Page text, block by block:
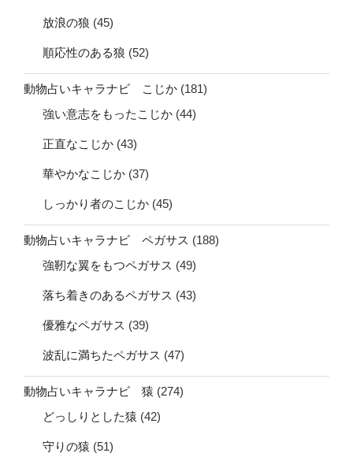
放浪の狼 (45)
順応性のある狼 (52)
動物占いキャラナビ こじか (181)
強い意志をもったこじか (44)
正直なこじか (43)
華やかなこじか (37)
しっかり者のこじか (45)
動物占いキャラナビ ペガサス (188)
強靭な翼をもつペガサス (49)
落ち着きのあるペガサス (43)
優雅なペガサス (39)
波乱に満ちたペガサス (47)
動物占いキャラナビ 猿 (274)
どっしりとした猿 (42)
守りの猿 (51)